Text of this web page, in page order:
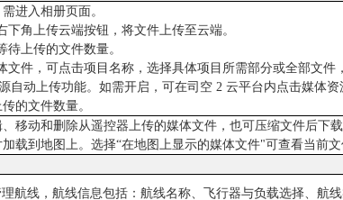
进入相册页面。
下角上传云端按钮，将文件上传至云端。
上传的文件数量。
文件，可点击项目名称，选择具体项目所需部分或全部文件
自动上传功能。如需开启，可在司空 2 云平台内点击媒体资
的文件数量。
移动和删除从遥控器上传的媒体文件，也可压缩文件后下载
载到地图上。选择“在地图上显示的媒体文件"可查看当前
航线，航线信息包括：航线名称、飞行器与负载选择、航